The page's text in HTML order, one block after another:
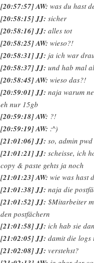
[20:57:57] AW: was du hast
[20:58:15] JJ: sicher
[20:58:16] JJ: alles tot
[20:58:25] AW: wieso?!
[20:58:31] JJ: ja ich war
[20:58:37] JJ: und hab mal
[20:58:45] AW: wieso das?!
[20:59:01] JJ: naja warum
eh nur 15gb
[20:59:18] AW: ?!
[20:59:19] AW: :^)
[21:01:06] JJ: so, admin
[21:01:21] JJ: scheisse, ich
copy & paste gehts ja noch
[21:01:23] AW: wie was hast
[21:01:38] JJ: naja die
[21:01:52] JJ: $Mitarbeiter
den postfächern
[21:01:58] JJ: ich hab sie
[21:02:05] JJ: damit die logs
[21:02:08] JJ: verstehst?